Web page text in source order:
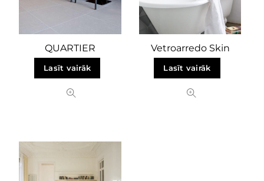
QUARTIER
Lasīt vairāk
Vetroarredo Skin
Lasīt vairāk